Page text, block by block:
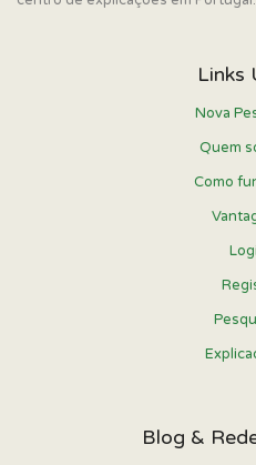
Links
Nova
Quem
Como
Blog &